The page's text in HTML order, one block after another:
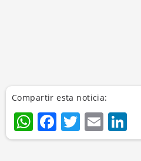
Compartir esta noticia:
WhatsApp
Facebook
Twitter
Email